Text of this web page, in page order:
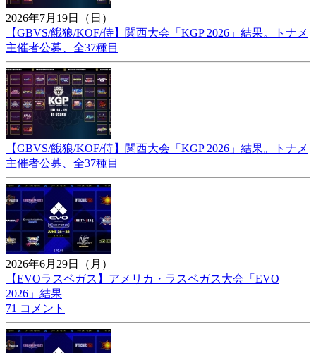
2026年7月19日（日）
【GBVS/餓狼/KOF/侍】関西大会「KGP 2026」結果。トナメ
主催者公募、全37種目
【GBVS/餓狼/KOF/侍】関西大会「KGP 2026」結果。トナメ
主催者公募、全37種目
2026年6月29日（月）
【EVOラスベガス】アメリカ・ラスベガス大会「EVO
2026」結果
71 コメント